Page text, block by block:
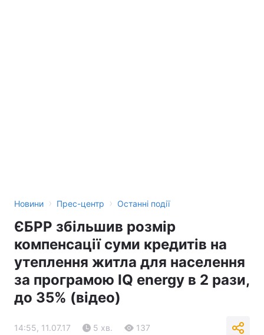
Новини › Прес-центр › Останні події
ЄБРР збільшив розмір
компенсації суми кредитів на
утеплення житла для населення
за програмою IQ energy в 2 рази,
до 35% (відео)
14:55, 11.07.17 5 хв. 137